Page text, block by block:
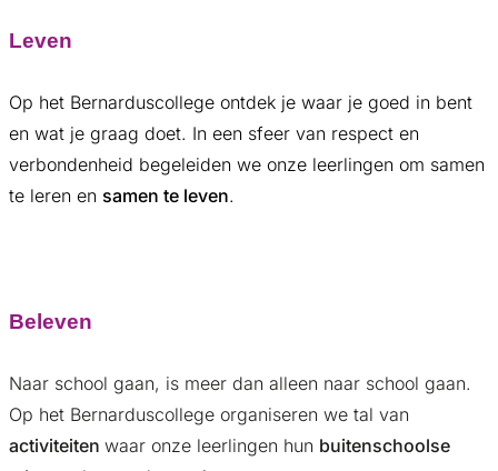
Leven
Op het Bernarduscollege ontdek je waar je goed in bent
en wat je graag doet. In een sfeer van respect en
verbondenheid begeleiden we onze leerlingen om samen
te leren en samen te leven.
Beleven
Naar school gaan, is meer dan alleen naar school gaan.
Op het Bernarduscollege organiseren we tal van
activiteiten waar onze leerlingen hun buitenschoolse